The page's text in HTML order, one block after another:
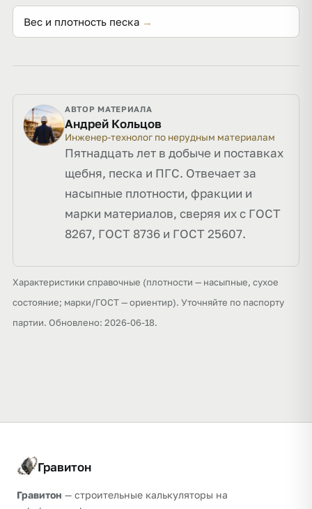
Вес и плотность песка →
АВТОР МАТЕРИАЛА
Андрей Кольцов
Инженер-технолог по нерудным материалам
Пятнадцать лет в добыче и поставках
щебня, песка и ПГС. Отвечает за
насыпные плотности, фракции и
марки материалов, сверяя их с ГОСТ
8267, ГОСТ 8736 и ГОСТ 25607.
Характеристики справочные (плотности — насыпные, сухое
состояние; марки/ГОСТ — ориентир). Уточняйте по паспорту
партии. Обновлено: 2026-06-18.
Гравитон
Гравитон — строительные калькуляторы на